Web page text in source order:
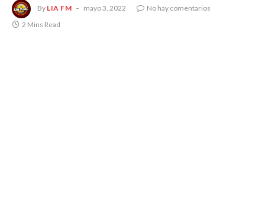
By LIA FM mayo 3, 2022
No hay comentarios
2 Mins Read